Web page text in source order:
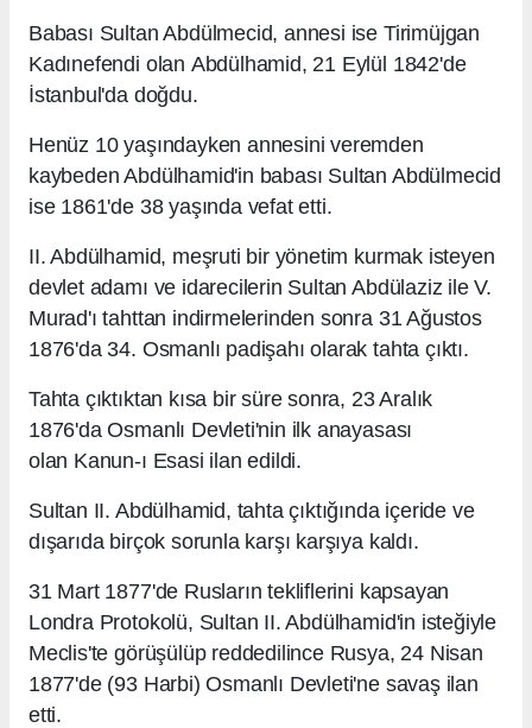
Babası Sultan Abdülmecid, annesi ise Tirimüjgan
Kadınefendi olan Abdülhamid, 21 Eylül 1842'de
İstanbul'da doğdu.
Henüz 10 yaşındayken annesini veremden
kaybeden Abdülhamid'in babası Sultan Abdülmecid
ise 1861'de 38 yaşında vefat etti.
II. Abdülhamid, meşruti bir yönetim kurmak isteyen
devlet adamı ve idarecilerin Sultan Abdülaziz ile V.
Murad'ı tahttan indirmelerinden sonra 31 Ağustos
1876'da 34. Osmanlı padişahı olarak tahta çıktı.
Tahta çıktıktan kısa bir süre sonra, 23 Aralık
1876'da Osmanlı Devleti'nin ilk anayasası
olan Kanun-ı Esasi ilan edildi.
Sultan II. Abdülhamid, tahta çıktığında içeride ve
dışarıda birçok sorunla karşı karşıya kaldı.
31 Mart 1877'de Rusların tekliflerini kapsayan
Londra Protokolü, Sultan II. Abdülhamid'in isteğiyle
Meclis'te görüşülüp reddedilince Rusya, 24 Nisan
1877'de (93 Harbi) Osmanlı Devleti'ne savaş ilan
etti.